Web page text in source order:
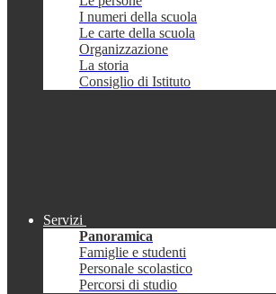
I numeri della scuola
Le carte della scuola
Organizzazione
La storia
Consiglio di Istituto
Servizi
Panoramica
Famiglie e studenti
Personale scolastico
Percorsi di studio